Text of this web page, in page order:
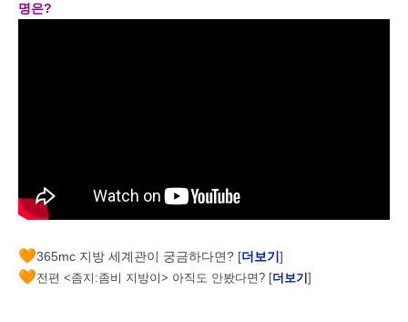
명은?
🧡365mc 지방 세계관이 궁금하다면? [더보기 ]
🧡전편 <좀지:좀비 지방이> 아직도 안봤다면? [더보기 ]